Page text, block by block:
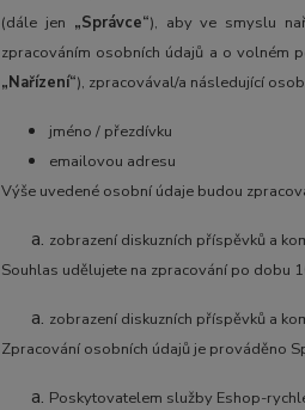
(dále jen „Správce“), aby ve smyslu
zpracováním osobních údajů a o volném
„Nařízení“), zpracovával/a následující
jméno / přezdívku
emailovou adresu
Výše uvedené osobní údaje budou
zobrazení diskuzních příspěvků a
Souhlas udělujete na zpracování po dobu
zobrazení diskuzních příspěvků a
Zpracování osobních údajů je prováděno
Poskytovatelem služby Eshop-